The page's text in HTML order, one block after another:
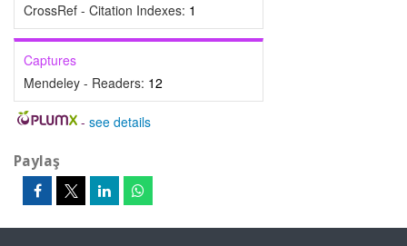
CrossRef - Citation Indexes: 1
Captures
Mendeley - Readers: 12
- see details
Paylaş